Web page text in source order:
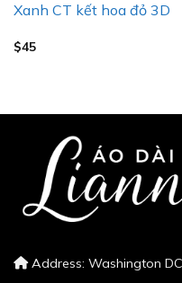
Xanh CT kết hoa đỏ 3D
$45
Address: Washington